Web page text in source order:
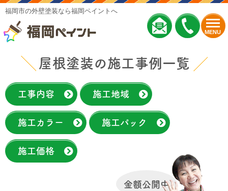
MENU
福岡市の外壁塗装なら福岡ペイントへ
屋根塗装の施工事例一覧
工事内容 施工地域
施工カラー 施工パック
施工価格
金額公開中